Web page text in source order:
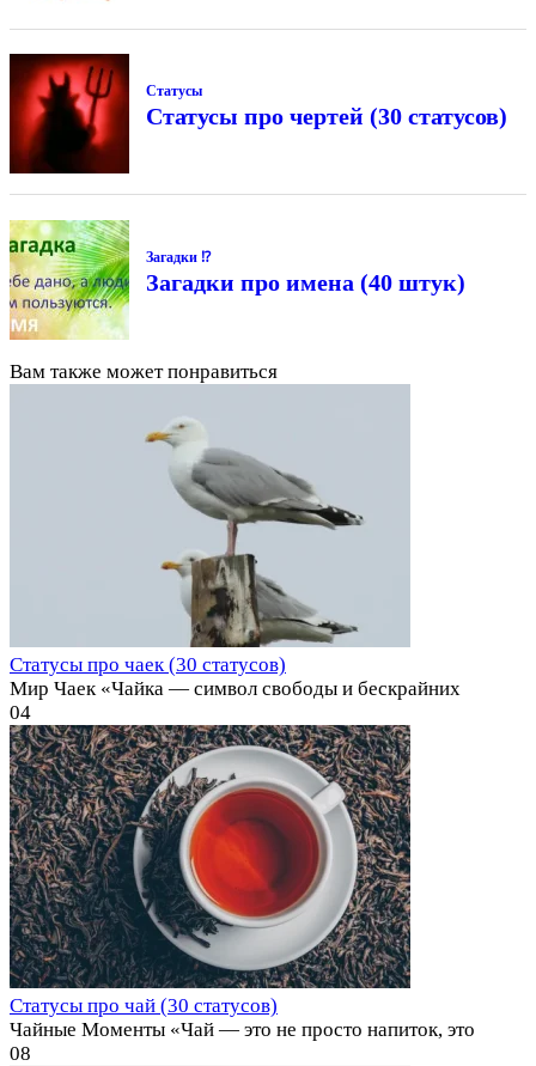
Статусы
Статусы про чертей (30 статусов)
Загадки ⁉
Загадки про имена (40 штук)
Вам также может понравиться
Статусы про чаек (30 статусов)
Мир Чаек «Чайка — символ свободы и бескрайних
04
Статусы про чай (30 статусов)
Чайные Моменты «Чай — это не просто напиток, это
08